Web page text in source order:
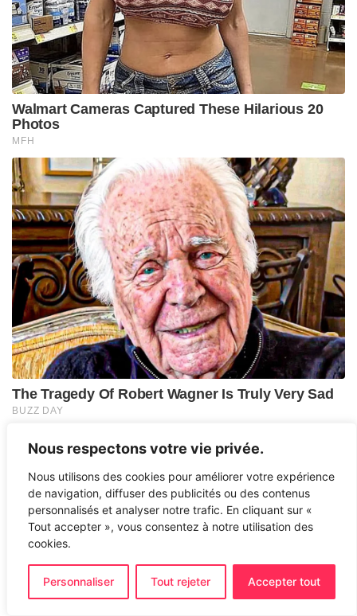
Nous respectons votre vie privée.
Nous utilisons des cookies pour améliorer votre expérience
de navigation, diffuser des publicités ou des contenus
personnalisés et analyser notre trafic. En cliquant sur «
Tout accepter », vous consentez à notre utilisation des
cookies.
Personnaliser Tout rejeter Accepter tout